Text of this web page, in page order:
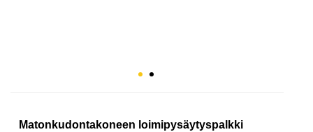
Matonkudontakoneen loimipysäytyspalkki